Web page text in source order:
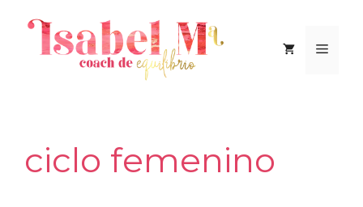
contenido
Menú
ciclo femenino